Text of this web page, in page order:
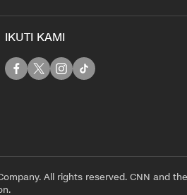
IKUTI KAMI
All rights reserved. CNN and the